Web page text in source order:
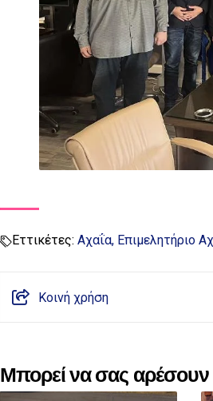
Εττικέτες: Αχαΐα Επιμελητήριο
Κοινή χρήση
Μπορεί να σας αρέσουν